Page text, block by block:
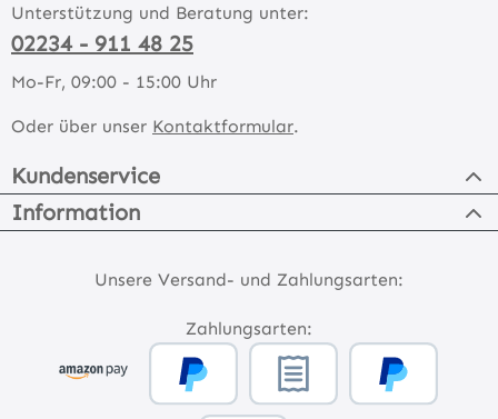
Unterstützung und Beratung unter:
02234 - 911 48 25
Mo-Fr, 09:00 - 15:00 Uhr
Oder über unser Kontaktformular.
Kundenservice
Information
Unsere Versand- und Zahlungsarten:
Zahlungsarten: